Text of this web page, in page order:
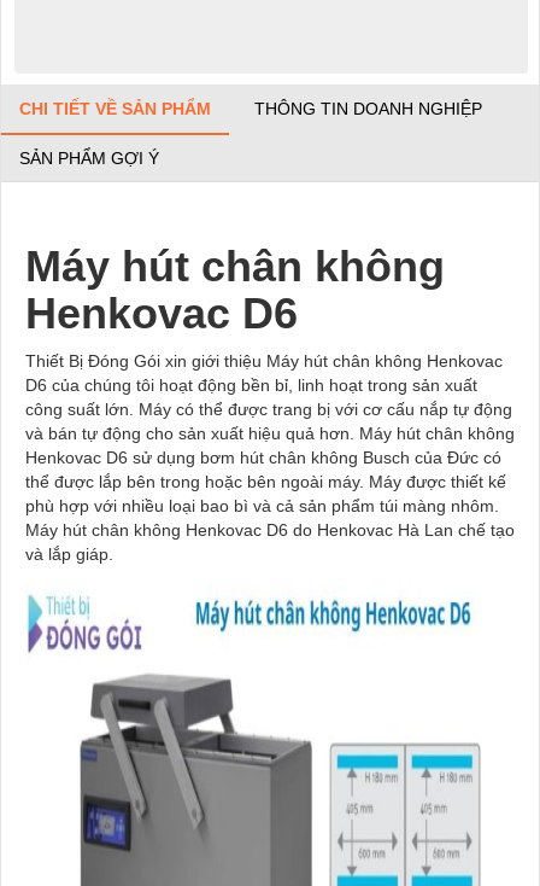
CHI TIẾT VỀ SẢN PHẨM THÔNG TIN DOANH NGHIỆP
SẢN PHẨM GỢI Ý
Máy hút chân không
Henkovac D6
Thiết Bị Đóng Gói xin giới thiệu Máy hút chân không Henkovac
D6 của chúng tôi hoạt động bền bỉ, linh hoạt trong sản xuất
công suất lớn. Máy có thể được trang bị với cơ cấu nắp tự động
và bán tự động cho sản xuất hiệu quả hơn. Máy hút chân không
Henkovac D6 sử dụng bơm hút chân không Busch của Đức có
thể được lắp bên trong hoặc bên ngoài máy. Máy được thiết kế
phù hợp với nhiều loại bao bì và cả sản phẩm túi màng nhôm.
Máy hút chân không Henkovac D6 do Henkovac Hà Lan chế tạo
và lắp giáp.